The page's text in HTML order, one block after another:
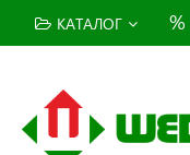
КАТАЛОГ %